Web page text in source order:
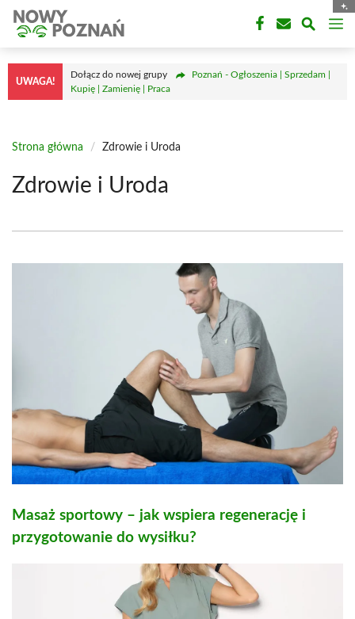
Przejdź
treści
UWAGA!
Dołącz do nowej grupy
Poznań - Ogłoszenia | Sprzedam |
Kupię | Zamienię | Praca
Strona główna / Zdrowie i Uroda
Zdrowie i Uroda
Masaż sportowy – jak wspiera regenerację i
przygotowanie do wysiłku?